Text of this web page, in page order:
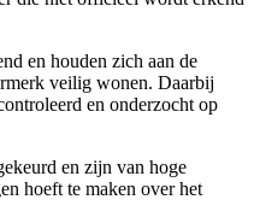
en houden zich aan de
veilig wonen. Daarbij
en onderzocht op
en zijn van hoge
hoeft te maken over het